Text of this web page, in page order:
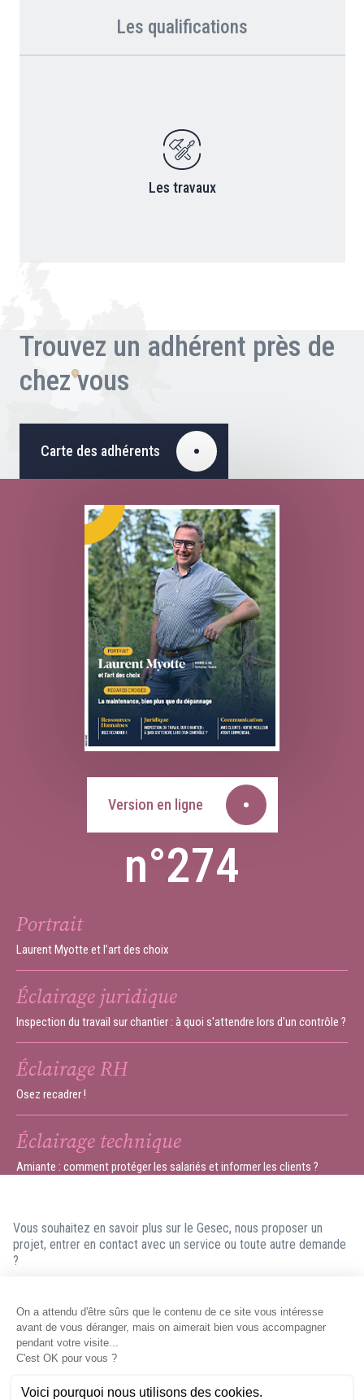
Les qualifications
Les travaux
Trouvez un adhérent près de
chez vous
Carte des adhérents
Version en ligne
n°274
Portrait
Laurent Myotte et l’art des choix
Éclairage juridique
Inspection du travail sur chantier : à quoi s'attendre lors d'un contrôle ?
Éclairage RH
Osez recadrer !
Éclairage technique
Amiante : comment protéger les salariés et informer les clients ?
Vous souhaitez en savoir plus sur le Gesec, nous proposer un
projet, entrer en contact avec un service ou toute autre demande
?
répondre dans les meilleurs délais.